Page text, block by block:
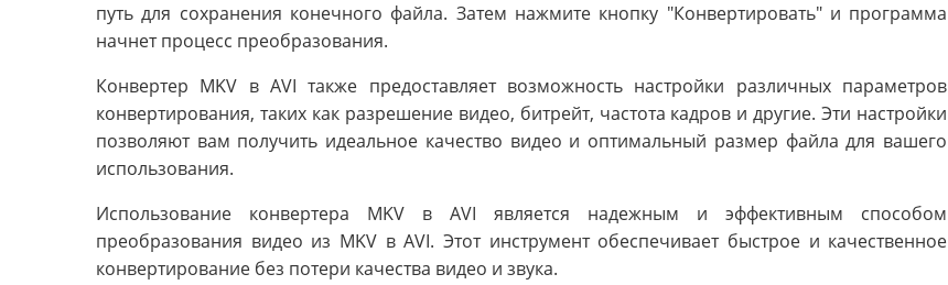
путь для сохранения конечного файла. Затем нажмите кнопку "Конвертировать" и программа
начнет процесс преобразования.
Конвертер MKV в AVI также предоставляет возможность настройки различных параметров
конвертирования, таких как разрешение видео, битрейт, частота кадров и другие. Эти настройки
позволяют вам получить идеальное качество видео и оптимальный размер файла для вашего
использования.
Использование конвертера MKV в AVI является надежным и эффективным способом
преобразования видео из MKV в AVI. Этот инструмент обеспечивает быстрое и качественное
конвертирование без потери качества видео и звука.